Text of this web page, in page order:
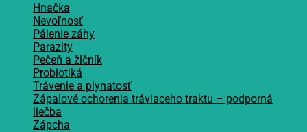
Hnačka
Nevoľnosť
Pálenie záhy
Parazity
Pečeň a žlčník
Probiotiká
Trávenie a plynatosť
Zápalové ochorenia tráviaceho traktu – podporná
liečba
Zápcha